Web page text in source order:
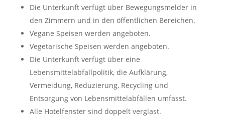
Die Unterkunft verfügt über Bewegungsmelder in
den Zimmern und in den öffentlichen Bereichen.
Vegane Speisen werden angeboten.
Vegetarische Speisen werden angeboten.
Die Unterkunft verfügt über eine
Lebensmittelabfallpolitik, die Aufklärung,
Vermeidung, Reduzierung, Recycling und
Entsorgung von Lebensmittelabfällen umfasst.
Alle Hotelfenster sind doppelt verglast.